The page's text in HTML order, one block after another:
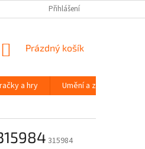
Přihlášení
NÁKUPNÍ
Prázdný košík
a hry Umění a zábava
315984